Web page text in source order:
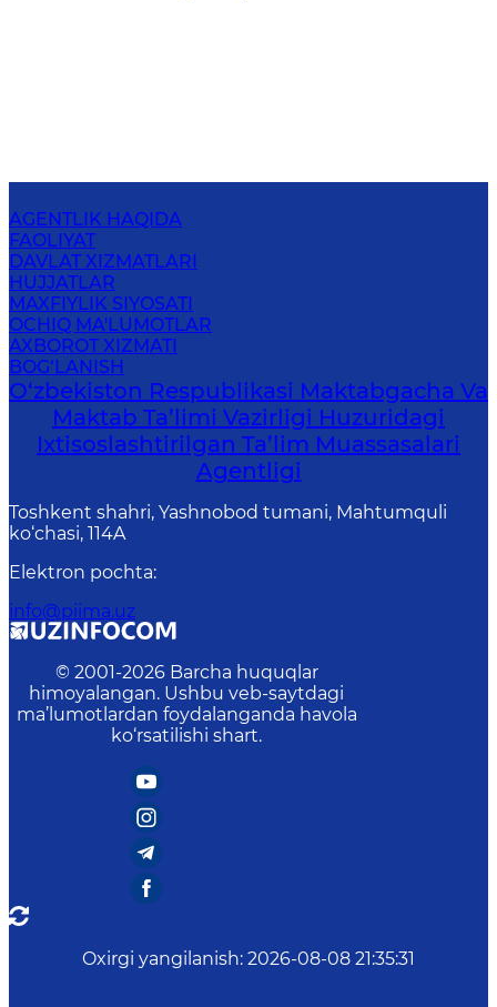
AGENTLIK HAQIDA
FAOLIYAT
DAVLAT XIZMATLARI
HUJJATLAR
MAXFIYLIK SIYOSATI
OCHIQ MA'LUMOTLAR
AXBOROT XIZMATI
BOG‘LANISH
O‘zbekiston Respublikasi Maktabgacha Va
Maktab Ta’limi Vazirligi Huzuridagi
Ixtisoslashtirilgan Ta’lim Muassasalari
Agentligi
Toshkent shahri, Yashnobod tumani, Mahtumquli
ko‘chasi, 114A
Elektron pochta:
info@piima.uz
© 2001-2026 Barcha huquqlar
himoyalangan. Ushbu veb-saytdagi
ma’lumotlardan foydalanganda havola
ko‘rsatilishi shart.
Oxirgi yangilanish: 2026-08-08 21:35:31